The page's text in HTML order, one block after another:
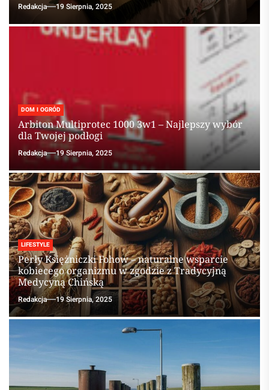
Redakcja 19 Sierpnia, 2025
DOM I OGRÓD
Arbiton Multiprotec 1000 3w1 – Najlepszy wybór
dla Twojej podłogi
Redakcja 19 Sierpnia, 2025
LIFESTYLE
Perły Księżniczki Fohow – naturalne wsparcie
kobiecego organizmu w zgodzie z Tradycyjną
Medycyną Chińską
Redakcja 19 Sierpnia, 2025